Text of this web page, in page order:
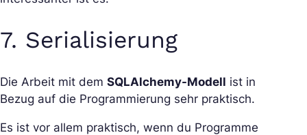
7. Serialisierung
Die Arbeit mit dem SQLAlchemy-Modell ist in
Bezug auf die Programmierung sehr praktisch.
Es ist vor allem praktisch, wenn du Programme